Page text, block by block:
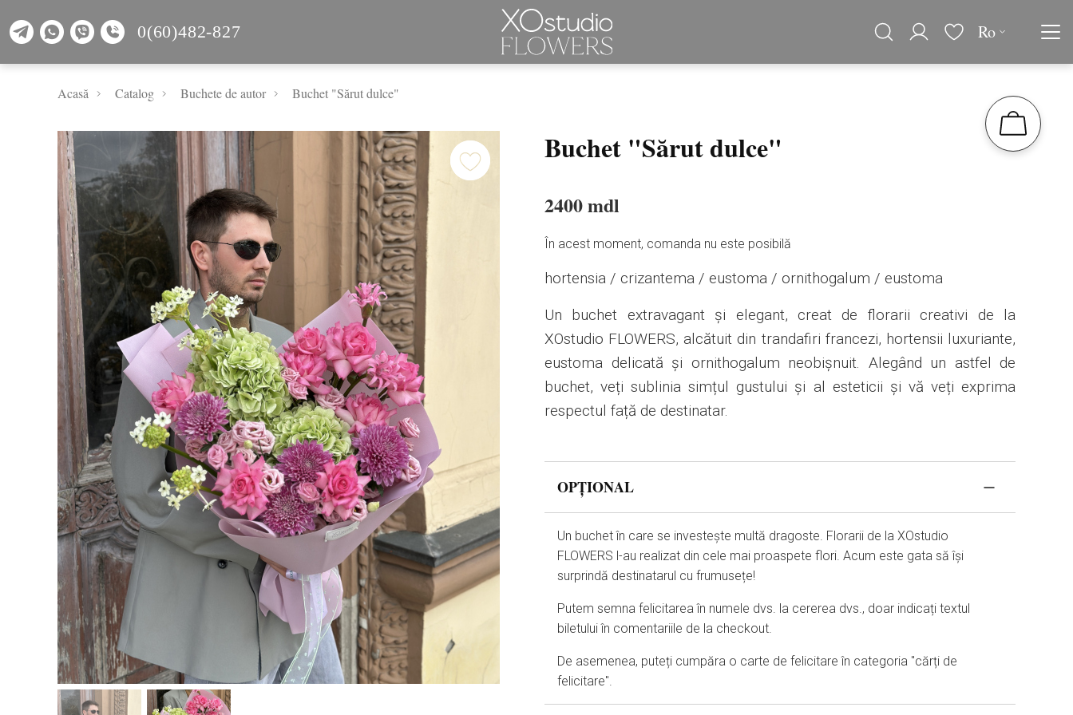
0(60)482-827 Ro
Acasă Catalog Buchete de autor Buchet "Sărut dulce"
Buchet "Sărut dulce"
2400 mdl
În acest moment, comanda nu este posibilă
hortensia / crizantema / eustoma / ornithogalum / eustoma
Un buchet extravagant și elegant, creat de florarii creativi de la
XOstudio FLOWERS, alcătuit din trandafiri francezi, hortensii luxuriante,
eustoma delicată și ornithogalum neobișnuit. Alegând un astfel de
buchet, veți sublinia simțul gustului și al esteticii și vă veți exprima
respectul față de destinatar.
OPȚIONAL
Un buchet în care se investește multă dragoste. Florarii de la XOstudio
FLOWERS l-au realizat din cele mai proaspete flori. Acum este gata să își
surprindă destinatarul cu frumusețe!
Putem semna felicitarea în numele dvs. la cererea dvs., doar indicați textul
biletului în comentariile de la checkout.
De asemenea, puteți cumpăra o carte de felicitare în categoria "cărți de
felicitare".